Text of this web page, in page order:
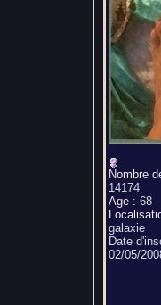
Nombre
14174
Age: 68
galaxie
Date
02/05/